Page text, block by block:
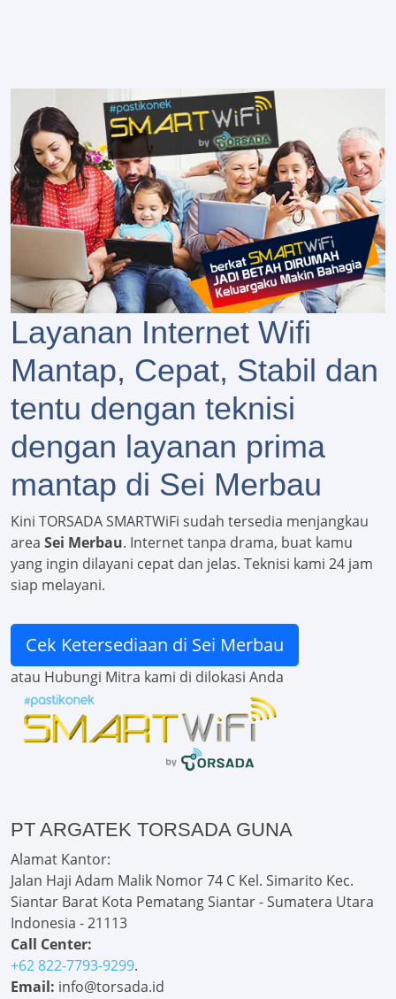
Layanan Internet Wifi
Mantap, Cepat, Stabil dan
tentu dengan teknisi
dengan layanan prima
mantap di Sei Merbau
Kini TORSADA SMARTWiFi sudah tersedia menjangkau
area Sei Merbau. Internet tanpa drama, buat kamu
yang ingin dilayani cepat dan jelas. Teknisi kami 24 jam
siap melayani.
Cek Ketersediaan di Sei Merbau
atau Hubungi Mitra kami di dilokasi Anda
PT ARGATEK TORSADA GUNA
Alamat Kantor:
Jalan Haji Adam Malik Nomor 74 C Kel. Simarito Kec.
Siantar Barat Kota Pematang Siantar - Sumatera Utara
Indonesia - 21113
Call Center:
+62 822-7793-9299.
Email: info@torsada.id